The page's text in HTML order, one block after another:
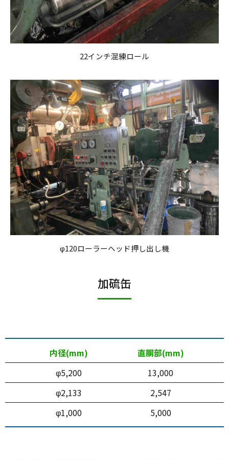
22インチ混練ロール
φ120ローラーヘッド押し出し機
加硫缶
内径(mm)
直胴部(mm)
φ5,200
13,000
φ2,133
2,547
φ1,000
5,000